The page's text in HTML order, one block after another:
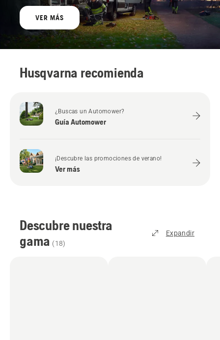
VER MÁS
Husqvarna recomienda
¿Buscas un Automower?
Guía Automower
¡Descubre las promociones de verano!
Ver más
Descubre nuestra
gama (18)
Expandir